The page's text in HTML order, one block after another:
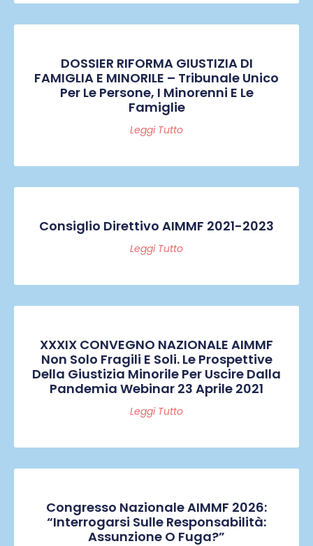
DOSSIER RIFORMA GIUSTIZIA DI
FAMIGLIA E MINORILE – Tribunale Unico
Per Le Persone, I Minorenni E Le
Famiglie
Leggi Tutto
Consiglio Direttivo AIMMF 2021-2023
Leggi Tutto
XXXIX CONVEGNO NAZIONALE AIMMF
Non Solo Fragili E Soli. Le Prospettive
Della Giustizia Minorile Per Uscire Dalla
Pandemia Webinar 23 Aprile 2021
Leggi Tutto
Congresso Nazionale AIMMF 2026:
“Interrogarsi Sulle Responsabilità:
Assunzione O Fuga?”